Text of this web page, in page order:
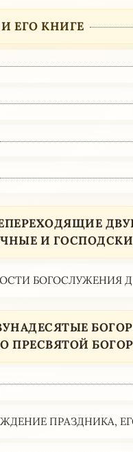
ЕГО КНИГЕ
И
БОГОСЛУЖЕНИЯ
ПРЕСВЯТОЙ
ПРАЗДНИКА,